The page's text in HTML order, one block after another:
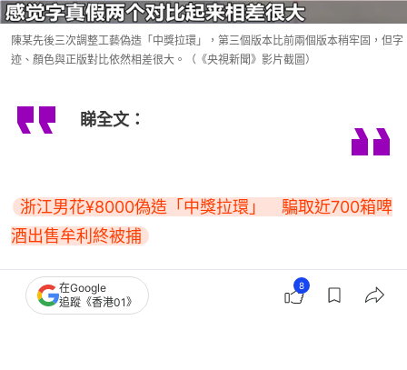
陳某先後三次調整工藝偽造「中獎拉環」，第三個版本比前兩個版本稍牢固，但字
迹、顏色與正版對比依然相差很大。（《央視新聞》影片截圖）
睇全文：
浙江男花¥8000偽造「中獎拉環」　騙取近700箱啤
酒出售牟利終被捕
熱話 法庭 詐騙 性侵
在Google
追蹤《香港01》
8